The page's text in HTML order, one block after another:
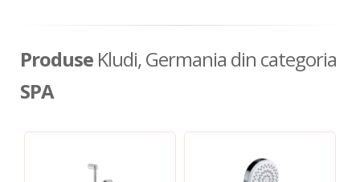
Produse Kludi, Germania din categoria
SPA